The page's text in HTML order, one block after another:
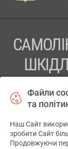
ПЕРЕД
ТОВ
Файли
та
Наш Сайт
зробити Сайт
Продовжуючи